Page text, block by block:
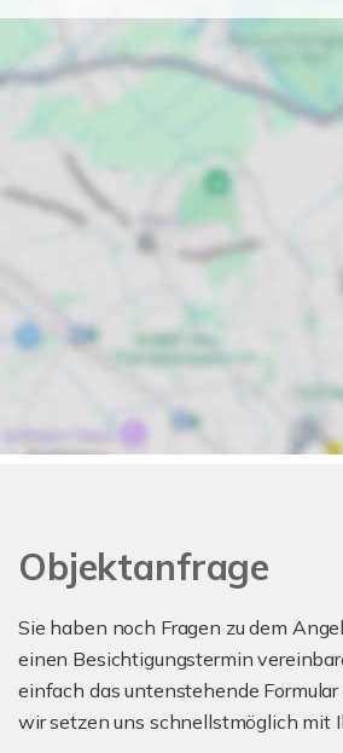
Objektanfrage
Sie haben noch Fragen zu dem
einen Besichtigungstermin
einfach das untenstehende
wir setzen uns schnellstmöglich mit